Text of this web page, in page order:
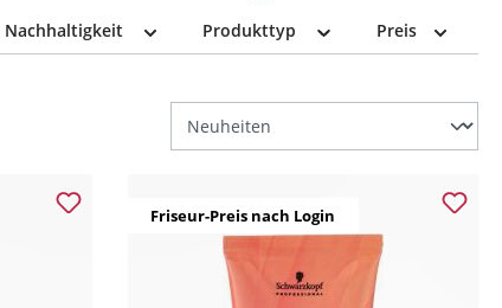
Nachhaltigkeit Produkttyp Preis
Friseur-Preis nach Login